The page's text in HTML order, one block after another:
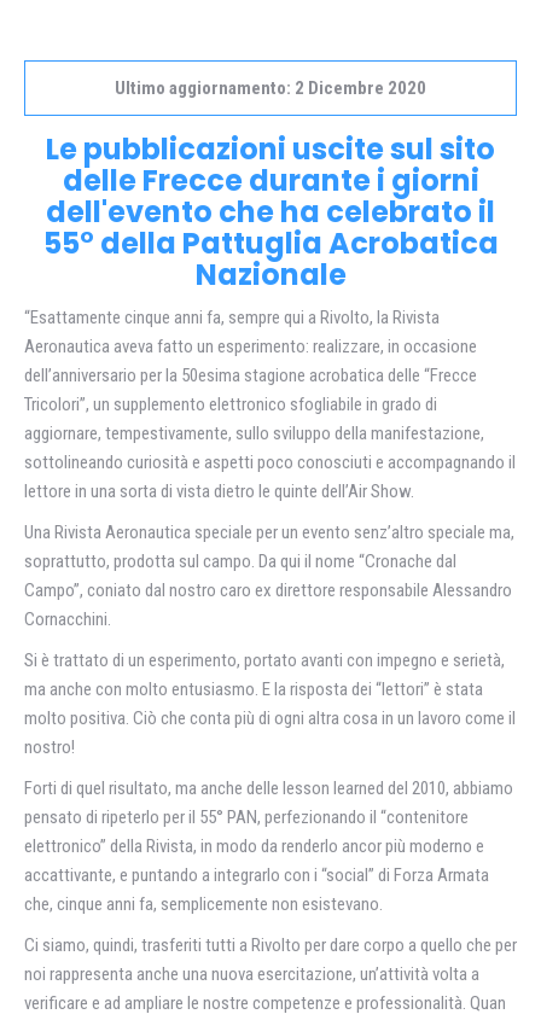
Ultimo aggiornamento: 2 Dicembre 2020
Le pubblicazioni uscite sul sito
delle Frecce durante i giorni
dell'evento che ha celebrato il
55° della Pattuglia Acrobatica
Nazionale
“Esattamente cinque anni fa, sempre qui a Rivolto, la Rivista
Aeronautica aveva fatto un esperimento: realizzare, in occasione
dell’anniversario per la 50esima stagione acrobatica delle “Frecce
Tricolori”, un supplemento elettronico sfogliabile in grado di
aggiornare, tempestivamente, sullo sviluppo della manifestazione,
sottolineando curiosità e aspetti poco conosciuti e accompagnando il
lettore in una sorta di vista dietro le quinte dell’Air Show.
Una Rivista Aeronautica speciale per un evento senz’altro speciale ma,
soprattutto, prodotta sul campo. Da qui il nome “Cronache dal
Campo”, coniato dal nostro caro ex direttore responsabile Alessandro
Cornacchini.
Si è trattato di un esperimento, portato avanti con impegno e serietà,
ma anche con molto entusiasmo. E la risposta dei “lettori” è stata
molto positiva. Ciò che conta più di ogni altra cosa in un lavoro come il
nostro!
Forti di quel risultato, ma anche delle lesson learned del 2010, abbiamo
pensato di ripeterlo per il 55° PAN, perfezionando il “contenitore
elettronico” della Rivista, in modo da renderlo ancor più moderno e
accattivante, e puntando a integrarlo con i “social” di Forza Armata
che, cinque anni fa, semplicemente non esistevano.
Ci siamo, quindi, trasferiti tutti a Rivolto per dare corpo a quello che per
noi rappresenta anche una nuova esercitazione, un’attività volta a
verificare e ad ampliare le nostre competenze e professionalità. Quan